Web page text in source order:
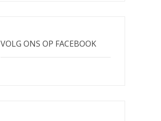
VOLG ONS OP FACEBOOK